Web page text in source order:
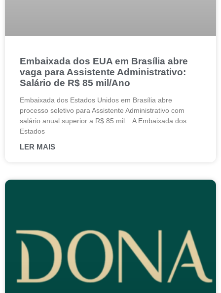
Embaixada dos EUA em Brasília abre
vaga para Assistente Administrativo:
Salário de R$ 85 mil/Ano
Embaixada dos Estados Unidos em Brasília abre
processo seletivo para Assistente Administrativo com
salário anual superior a R$ 85 mil. A Embaixada dos
Estados
LER MAIS